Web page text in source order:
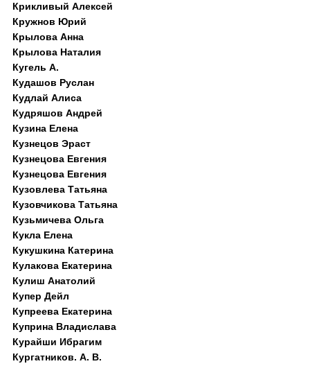
Крикливый Алексей
Кружнов Юрий
Крылова Анна
Крылова Наталия
Кугель А.
Кудашов Руслан
Кудлай Алиса
Кудряшов Андрей
Кузина Елена
Кузнецов Эраст
Кузнецова Евгения
Кузнецова Евгения
Кузовлева Татьяна
Кузовчикова Татьяна
Кузьмичева Ольга
Кукла Елена
Кукушкина Катерина
Кулакова Екатерина
Кулиш Анатолий
Купер Дейл
Купреева Екатерина
Куприна Владислава
Курайши Ибрагим
Кургатников. А. В.